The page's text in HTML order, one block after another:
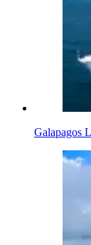
Galapagos